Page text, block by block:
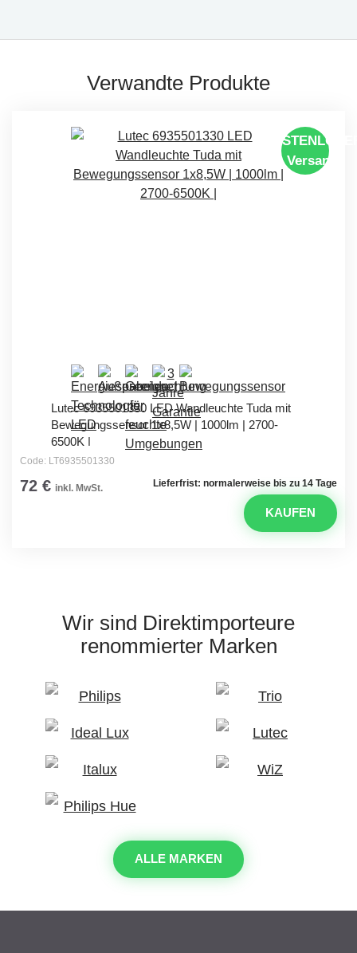
Verwandte Produkte
Versand
Lutec 6935501330 LED Wandleuchte Tuda mit
Bewegungssensor 1x8,5W | 1000lm | 2700-
6500K |
Code: LT6935501330
Lieferfrist: normalerweise bis zu 14 Tage
72 € inkl. MwSt.
KAUFEN
Wir sind Direktimporteure
renommierter Marken
ALLE MARKEN